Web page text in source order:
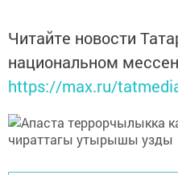
Читайте новости
национальном
https://max.ru/